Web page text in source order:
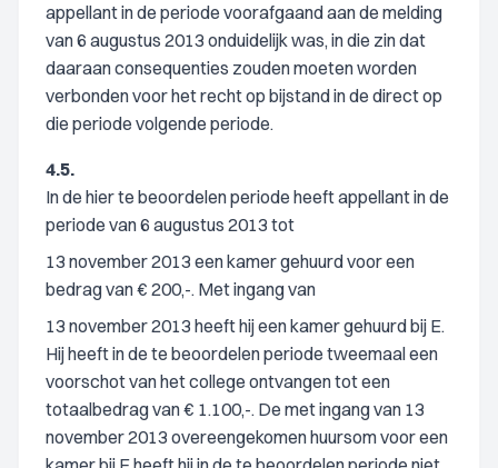
appellant in de periode voorafgaand aan de melding
van 6 augustus 2013 onduidelijk was, in die zin dat
daaraan consequenties zouden moeten worden
verbonden voor het recht op bijstand in de direct op
die periode volgende periode.
4.5.
In de hier te beoordelen periode heeft appellant in de
periode van 6 augustus 2013 tot
13 november 2013 een kamer gehuurd voor een
bedrag van € 200,-. Met ingang van
13 november 2013 heeft hij een kamer gehuurd bij E.
Hij heeft in de te beoordelen periode tweemaal een
voorschot van het college ontvangen tot een
totaalbedrag van € 1.100,-. De met ingang van 13
november 2013 overeengekomen huursom voor een